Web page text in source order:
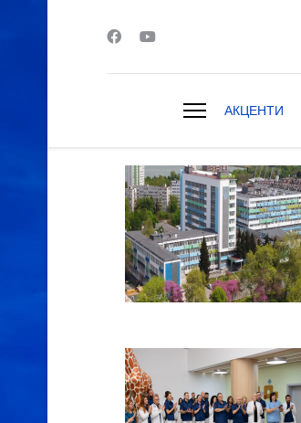
АКЦЕНТИ